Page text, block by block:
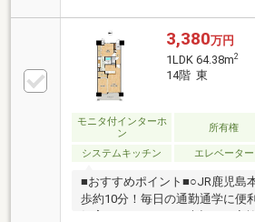
な立地ながら閑静で落ち着きの
です♪●エアコン・カーテン・
使い頂けますので、諸経費を抑
飼育小型犬猫2匹までＯＫ！●一
のマンションで無料でインター
す！※ペット飼育条件（小型犬猫
10cm以内）※古町小学校・花陵
3,380万円
1LDK 64.38m2
14階 東
モニタ付インターホ
ン
所有権
システムキッチン エレベーター
■おすすめポイント■○JR鹿児島
歩約10分！毎日の通勤通学に便